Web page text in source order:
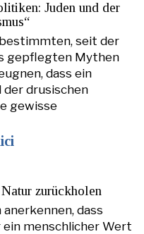
Juden und der
seit der
gepflegten Mythen
dass ein
der drusischen
gewisse
zurückholen
dass
menschlicher Wert